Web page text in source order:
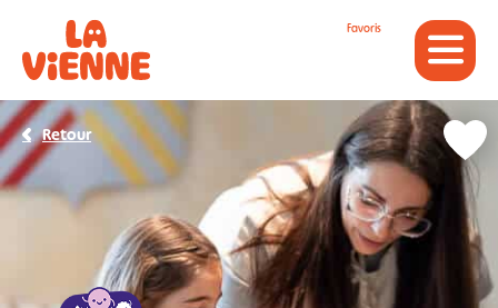
Favoris
Retour